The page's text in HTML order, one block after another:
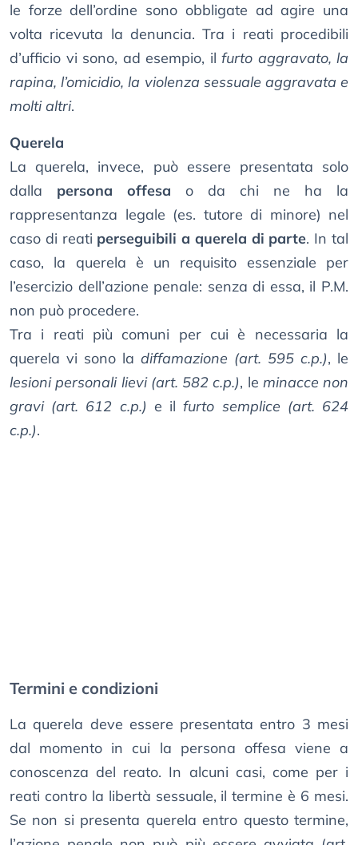
le forze dell’ordine sono obbligate ad agire una
volta ricevuta la denuncia. Tra i reati procedibili
d’ufficio vi sono, ad esempio, il furto aggravato, la
rapina, l’omicidio, la violenza sessuale aggravata e
molti altri.
Querela
La querela, invece, può essere presentata solo
dalla persona offesa o da chi ne ha la
rappresentanza legale (es. tutore di minore) nel
caso di reati perseguibili a querela di parte. In tal
caso, la querela è un requisito essenziale per
l’esercizio dell’azione penale: senza di essa, il P.M.
non può procedere.
Tra i reati più comuni per cui è necessaria la
querela vi sono la diffamazione (art. 595 c.p.), le
lesioni personali lievi (art. 582 c.p.), le minacce non
gravi (art. 612 c.p.) e ilfurto semplice (art. 624
c.p.).
Termini e condizioni
La querela deve essere presentata entro 3 mesi
dal momento in cui la persona offesa viene a
conoscenza del reato. In alcuni casi, come per i
reati contro la libertà sessuale, il termine è 6 mesi.
Se non si presenta querela entro questo termine,